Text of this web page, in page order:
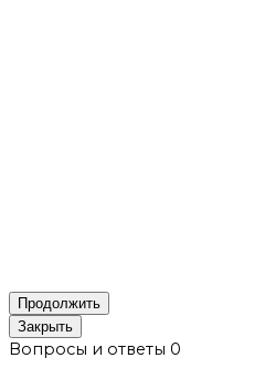
Продолжить
Закрыть
Вопросы и ответы 0